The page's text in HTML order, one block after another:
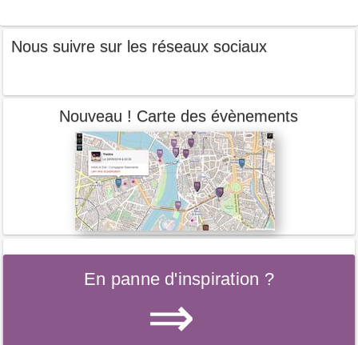
Nous suivre sur les réseaux sociaux
Nouveau ! Carte des évènements
En panne d'inspiration ?
⇒